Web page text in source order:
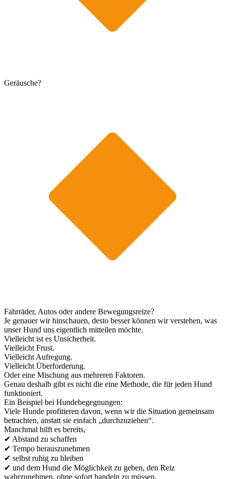
Geräusche?
Fahrräder, Autos oder andere Bewegungsreize?
Je genauer wir hinschauen, desto besser können wir verstehen, was
unser Hund uns eigentlich mitteilen möchte.
Vielleicht ist es Unsicherheit.
Vielleicht Frust.
Vielleicht Aufregung.
Vielleicht Überforderung.
Oder eine Mischung aus mehreren Faktoren.
Genau deshalb gibt es nicht die eine Methode, die für jeden Hund
funktioniert.
Ein Beispiel bei Hundebegegnungen:
Viele Hunde profitieren davon, wenn wir die Situation gemeinsam
betrachten, anstatt sie einfach „durchzuziehen“.
Manchmal hilft es bereits,
✔ Abstand zu schaffen
✔ Tempo herauszunehmen
✔ selbst ruhig zu bleiben
✔ und dem Hund die Möglichkeit zu geben, den Reiz
wahrzunehmen, ohne sofort handeln zu müssen.